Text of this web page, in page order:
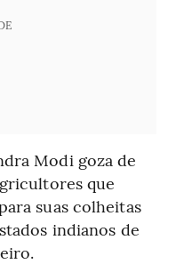
Modi goza de
que
suas colheitas
indianos de